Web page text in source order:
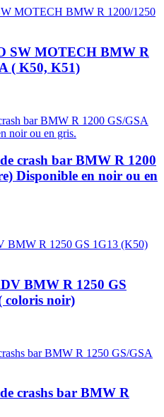
SW MOTECH BMW R
( K50, K51)
crash bar BMW R 1200
Disponible en noir ou en
BMW R 1250 GS
coloris noir)
crashs bar BMW R